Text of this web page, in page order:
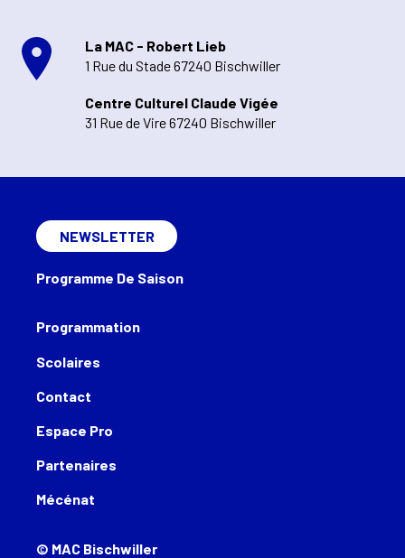
La MAC - Robert Lieb
1 Rue du Stade 67240 Bischwiller
Centre Culturel Claude Vigée
31 Rue de Vire 67240 Bischwiller
Programmation
Scolaires
Contact
Espace Pro
Partenaires
Mécénat
NEWSLETTER
Programme De Saison
© MAC Bischwiller